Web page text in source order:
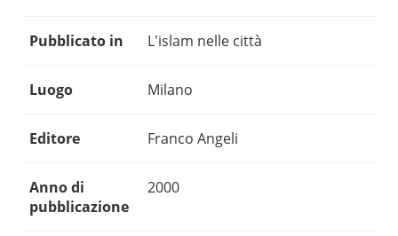
Pubblicato in L'islam nelle città
Luogo Milano
Editore Franco Angeli
Anno di
pubblicazione
2000